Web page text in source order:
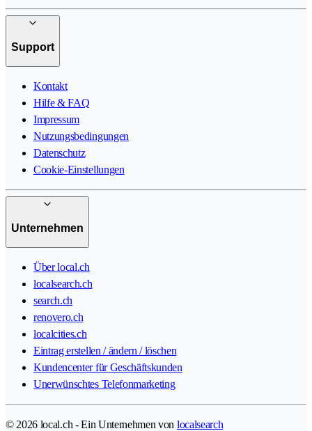
Support
Kontakt
Hilfe & FAQ
Impressum
Nutzungsbedingungen
Datenschutz
Cookie-Einstellungen
Unternehmen
Über local.ch
localsearch.ch
search.ch
renovero.ch
localcities.ch
Eintrag erstellen / ändern / löschen
Kundencenter für Geschäftskunden
Unerwünschtes Telefonmarketing
© 2026 local.ch - Ein Unternehmen von localsearch